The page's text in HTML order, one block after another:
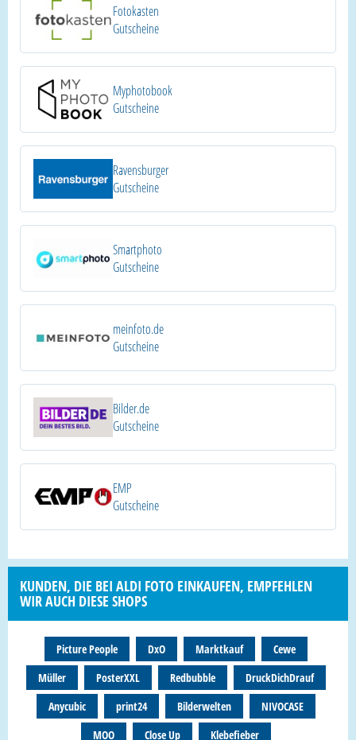
Fotokasten
Gutscheine
Myphotobook
Gutscheine
Ravensburger
Gutscheine
Smartphoto
Gutscheine
meinfoto.de
Gutscheine
Bilder.de
Gutscheine
EMP
Gutscheine
KUNDEN, DIE BEI ALDI FOTO EINKAUFEN, EMPFEHLEN
WIR AUCH DIESE SHOPS
Picture People DxO Marktkauf
Cewe
Müller
PosterXXL Redbubble
DruckDichDrauf
Anycubic
print24 Bilderwelten
NIVOCASE
MOO
Close Up Klebefieber